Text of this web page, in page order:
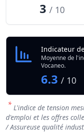
3 / 10
Indicateur
Moyenne de
Vocaneo.
6.3 / 10
* L'indice de tension
d'emploi et les offres
/ Assureuse qualité